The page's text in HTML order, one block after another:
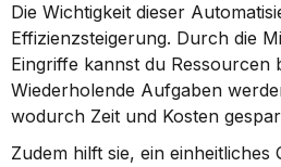
Die Wichtigkeit dieser
Effizienzsteigerung. Durch die
Eingriffe kannst du Ressourcen
Wiederholende Aufgaben
wodurch Zeit und Kosten
Zudem hilft sie, ein einheitliches